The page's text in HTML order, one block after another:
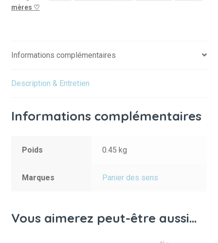
mères ♡
Informations complémentaires
Description & Entretien
Informations complémentaires
Poids 0.45 kg
Marques Panier des sens
Vous aimerez peut-être aussi…